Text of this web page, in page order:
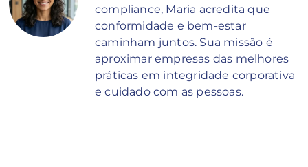
compliance, Maria acredita que
conformidade e bem-estar
caminham juntos. Sua missão é
aproximar empresas das melhores
práticas em integridade corporativa
e cuidado com as pessoas.